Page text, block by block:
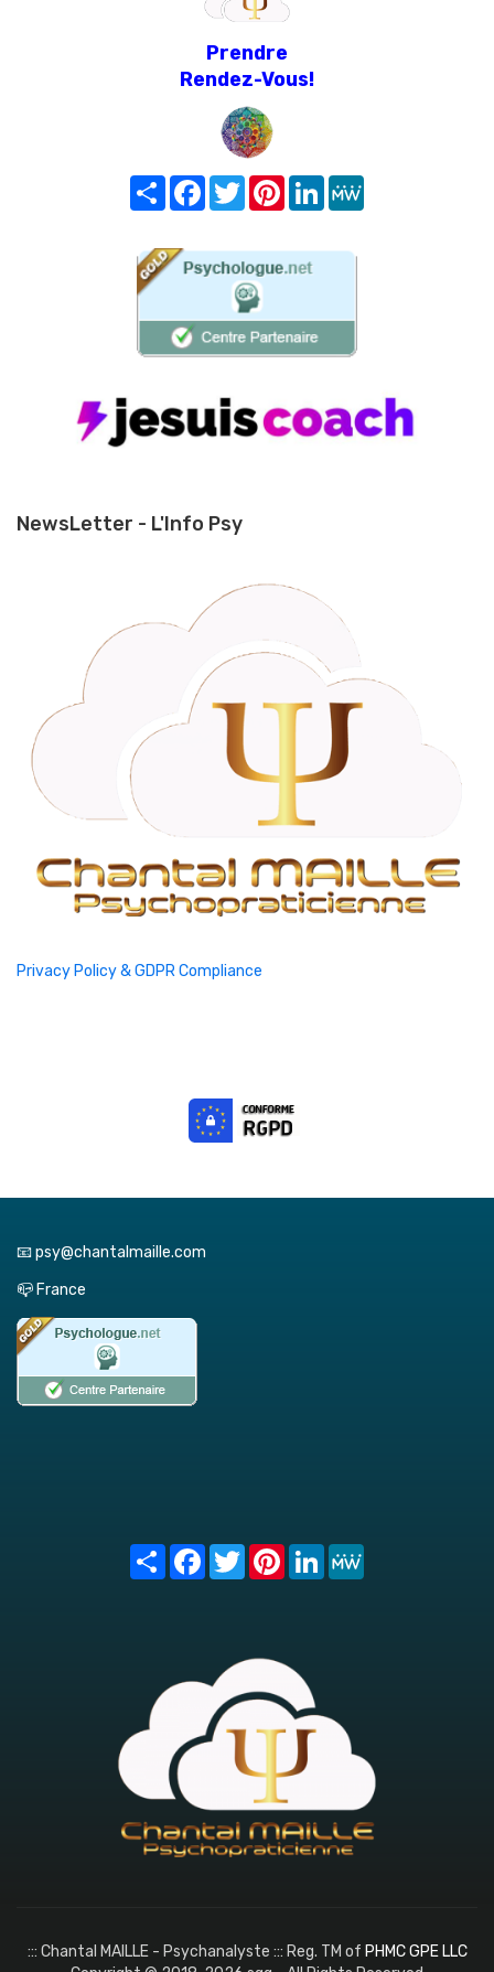
Prendre
Rendez-Vous!
Share FacebookTwitterPinterest
LinkedIn
NewsLetter - L'Info Psy
Privacy Policy & GDPR Compliance
📧 psy@chantalmaille.com
📪 France
Share FacebookTwitterPinterest
LinkedIn
::: Chantal MAILLE - Psychanalyste ::: Reg. TM of PHMC GPE LLC